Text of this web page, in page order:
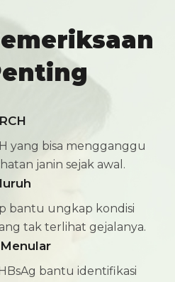
yang bisa mengganggu
janin sejak awal.
bantu ungkap kondisi
tak terlihat gejalanya.
bantu identifikasi